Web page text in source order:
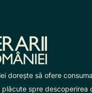
doreşte să ofere
spre descoperirea